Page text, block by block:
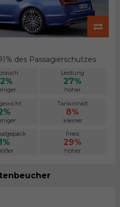
des Passagierschutzes
Leistung
27%
höher
Tankinhalt
8%
kleiner
1%
Preis
29%
höher